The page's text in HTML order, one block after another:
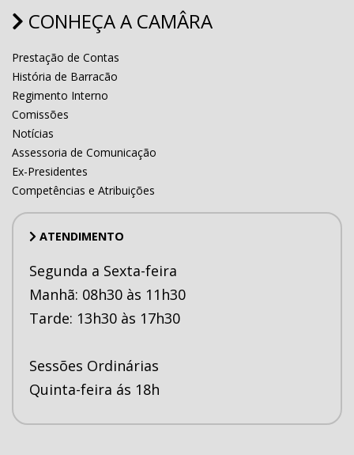
CONHEÇA A CAMÂRA
Prestação de Contas
História de Barracão
Regimento Interno
Comissões
Notícias
Assessoria de Comunicação
Ex-Presidentes
Competências e Atribuições
ATENDIMENTO
Segunda a Sexta-feira
Manhã: 08h30 às 11h30
Tarde: 13h30 às 17h30
Sessões Ordinárias
Quinta-feira ás 18h